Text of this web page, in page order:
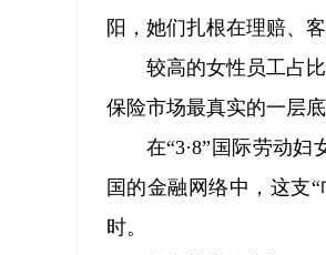
阳，她们扎根在理赔、
较高的女性员工占
保险市场最真实的一层
在“3·8”国际劳动
国的金融网络中，这支
时。